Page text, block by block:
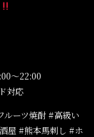
〜22:00
対応
ーツ焼酎 #高級い
屋 #熊本馬刺し #ホ